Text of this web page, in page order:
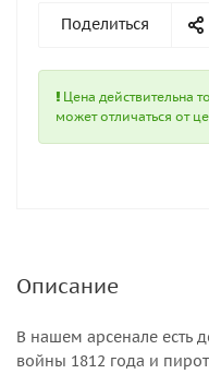
Поделиться
Цена действительна
может отличаться от
Описание
В нашем арсенале есть
войны 1812 года и